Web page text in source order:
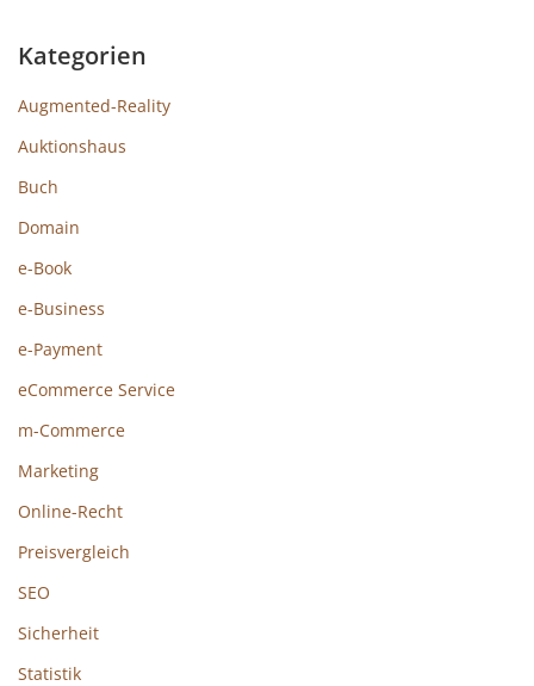
Kategorien
Augmented-Reality
Auktionshaus
Buch
Domain
e-Book
e-Business
e-Payment
eCommerce Service
m-Commerce
Marketing
Online-Recht
Preisvergleich
SEO
Sicherheit
Statistik